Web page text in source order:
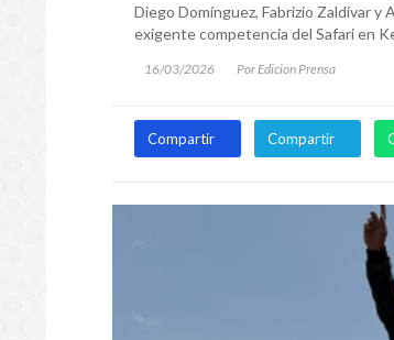
Diego Domínguez, Fabrizio Zaldívar y
exigente competencia del Safari en
16/03/2026 Por Edicion Prensa
Compartir Compartir